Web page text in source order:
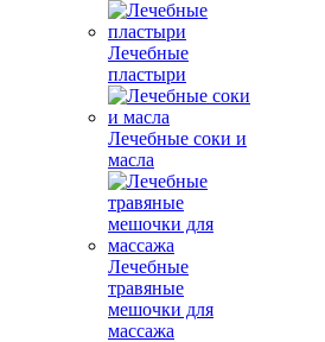
Лечебные
пластыри
Лечебные соки и
масла
Лечебные
травяные
мешочки для
массажа